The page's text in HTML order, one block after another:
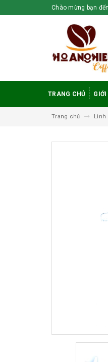
Chào mừng bạn
TRANG CHỦ
Trang chủ Linh